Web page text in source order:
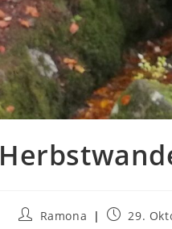
Beitrags-
Ramona
Beitrag
29.